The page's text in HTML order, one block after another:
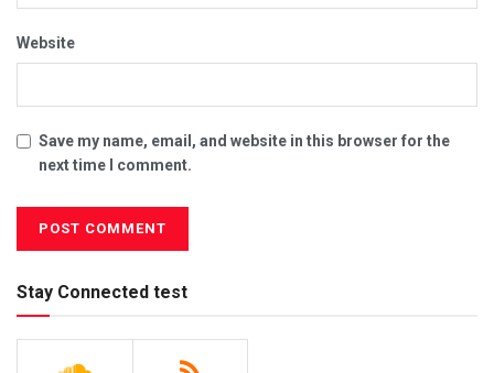
Website
Save my name, email, and website in this browser for the
next time I comment.
Stay Connected test